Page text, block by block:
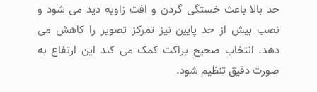
حد بالا باعث خستگی گردن و افت زاویه دید می ‌شود و
نصب بیش از حد پایین نیز تمرکز تصویر را کاهش می
‌دهد. انتخاب صحیح براکت کمک می ‌کند این ارتفاع به
‌صورت دقیق تنظیم شود.